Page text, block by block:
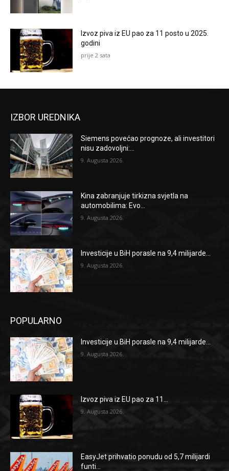
Izvoz piva iz EU pao za 11 posto u 2025.
godini
prije 2 sata
IZBOR UREDNIKA
Siemens povećao prognoze, ali investitori
nisu zadovoljni:...
9. Augusta 2026.
Kina zabranjuje tirkizna svjetla na
automobilima: Evo...
9. Augusta 2026.
Investicije u BiH porasle na 9,4 milijarde...
9. Augusta 2026.
POPULARNO
Investicije u BiH porasle na 9,4 milijarde...
9. Augusta 2026.
Izvoz piva iz EU pao za 11...
9. Augusta 2026.
EasyJet prihvatio ponudu od 5,7 milijardi
funti...